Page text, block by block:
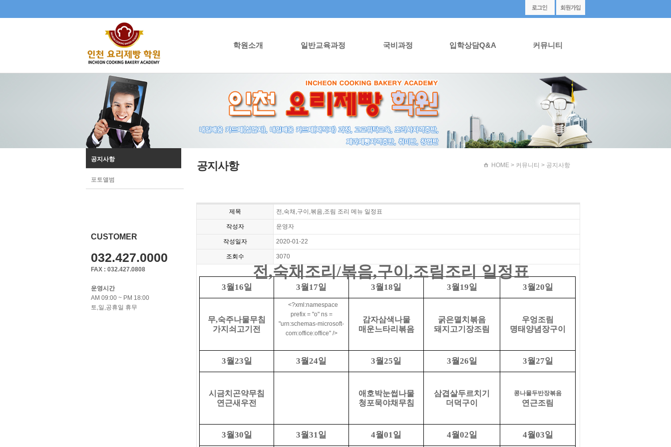
학원소개 일반교육과정 국비과정 입학상담Q&A 커뮤니티
공지사항
포토앨범
CUSTOMER
032.427.0000
FAX : 032.427.0808
운영시간
AM 09:00 ~ PM 18:00
토,일,공휴일 휴무
공지사항 HOME > 커뮤니티 > 공지사항
제목 전,숙채,구이,볶음,조림 조리 메뉴 일정표
작성자 운영자
작성일자 2020-01-22
조회수 3070
전,숙채조리 /볶음,구이 ,조림조리 일정표
3월 16일 3월 17일 3월 18일 3월 19일 3월 20일
무,숙주나물무침
가지쇠고기전
<?xml:namespace
prefix = "o" ns =
"urn:schemas-microsoft-
com:office:office" />
감자삼색나물
매운느타리볶음
굵은멸치볶음
돼지고기장조림
우엉조림
명태양념장구이
3월 23일 3월 24일 3월 25일 3월 26일 3월 27일
시금치곤약무침
연근새우전
애호박눈썹나물
청포묵야채무침
삼겹살두르치기
더덕구이
콩나물두반장볶음
연근조림
3월 30일 3월 31일 4월 01일 4월 02일 4월 03일